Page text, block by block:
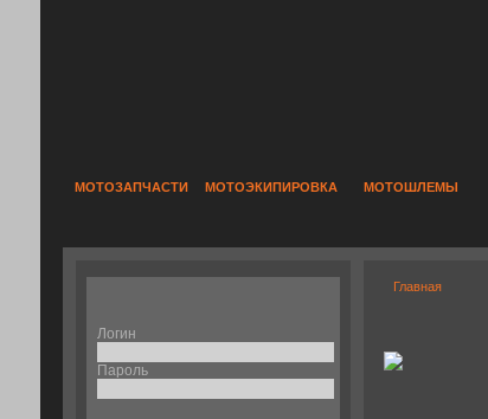
МОТОЗАПЧАСТИ МОТОЭКИПИРОВКА МОТОШЛЕМЫ
Логин
Пароль
Главная